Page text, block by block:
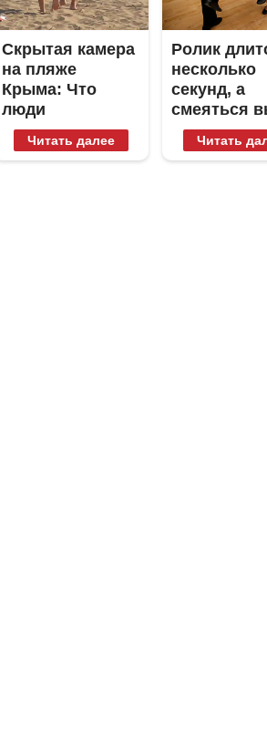
Скрытая камера
на пляже
Крыма: Что
люди
вытворяют,
когда их не
Читать далее
Ролик
несколько
секунд, а
смеяться
будете
Читать